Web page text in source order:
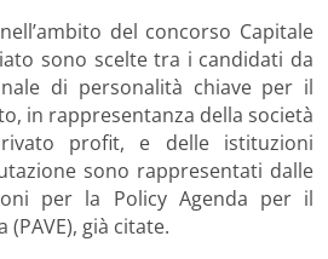
del concorso Capitale
sono scelte tra i candidati da
di personalità chiave per il
in rappresentanza della società
profit, e delle istituzioni
sono rappresentati dalle
per la Policy Agenda per il
già citate.